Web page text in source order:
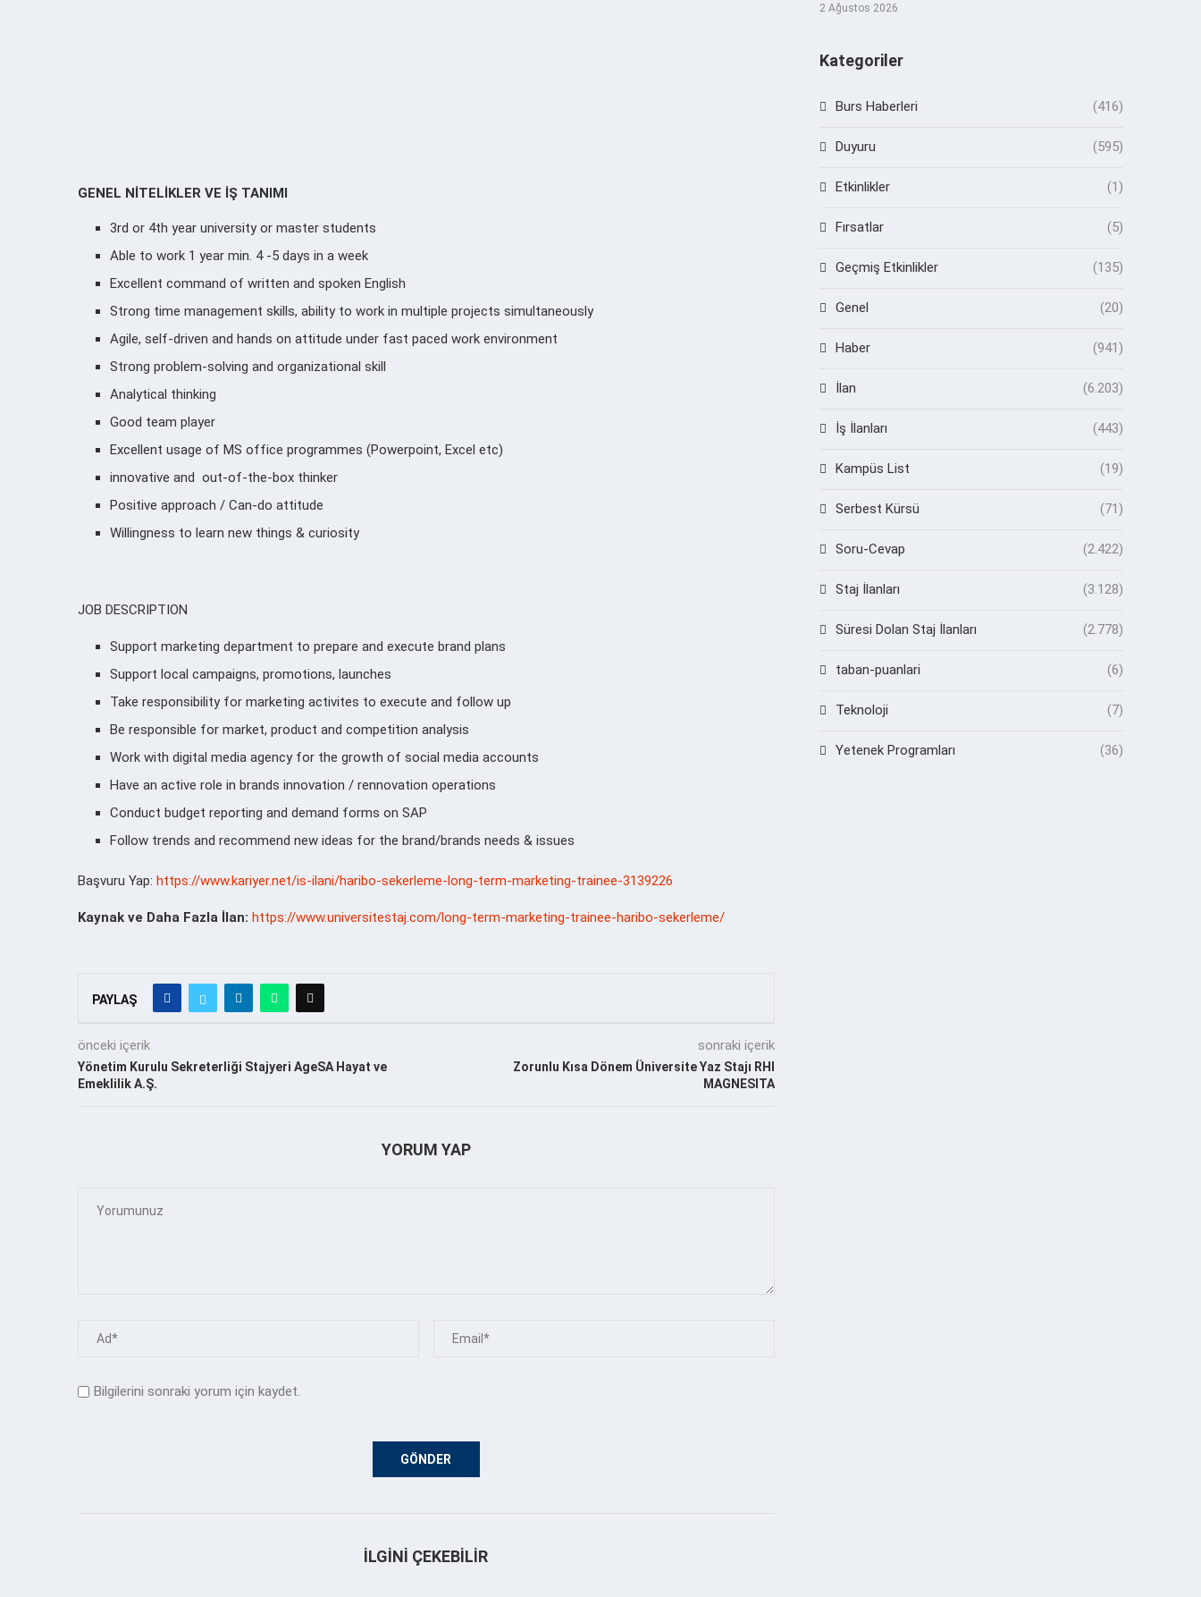
GENEL NİTELİKLER VE İŞ TANIMI
3rd or 4th year university or master students
Able to work 1 year min. 4 -5 days in a week
Excellent command of written and spoken English
Strong time management skills, ability to work in multiple projects simultaneously
Agile, self-driven and hands on attitude under fast paced work environment
Strong problem-solving and organizational skill
Analytical thinking
Good team player
Excellent usage of MS office programmes (Powerpoint, Excel etc)
innovative and out-of-the-box thinker
Positive approach / Can-do attitude
Willingness to learn new things & curiosity
JOB DESCRIPTION
Support marketing department to prepare and execute brand plans
Support local campaigns, promotions, launches
Take responsibility for marketing activites to execute and follow up
Be responsible for market, product and competition analysis
Work with digital media agency for the growth of social media accounts
Have an active role in brands innovation / rennovation operations
Conduct budget reporting and demand forms on SAP
Follow trends and recommend new ideas for the brand/brands needs & issues
Başvuru Yap: https://www.kariyer.net/is-ilani/haribo-sekerleme-long-term-marketing-trainee-3139226
Kaynak ve Daha Fazla İlan: https://www.universitestaj.com/long-term-marketing-trainee-haribo-sekerleme/
PAYLAŞ
önceki içerik
Yönetim Kurulu Sekreterliği Stajyeri AgeSA Hayat ve
Emeklilik A.Ş.
sonraki içerik
Zorunlu Kısa Dönem Üniversite Yaz Stajı RHI
MAGNESITA
YORUM YAP
Bilgilerini sonraki yorum için kaydet.
İLGINI ÇEKEBILIR
2 Ağustos 2026
Kategoriler
Burs Haberleri (416)
Duyuru (595)
Etkinlikler (1)
Fırsatlar (5)
Geçmiş Etkinlikler (135)
Genel (20)
Haber (941)
İlan (6.203)
İş İlanları (443)
Kampüs List (19)
Serbest Kürsü (71)
Soru-Cevap (2.422)
Staj İlanları (3.128)
Süresi Dolan Staj İlanları (2.778)
taban-puanlari (6)
Teknoloji (7)
Yetenek Programları (36)